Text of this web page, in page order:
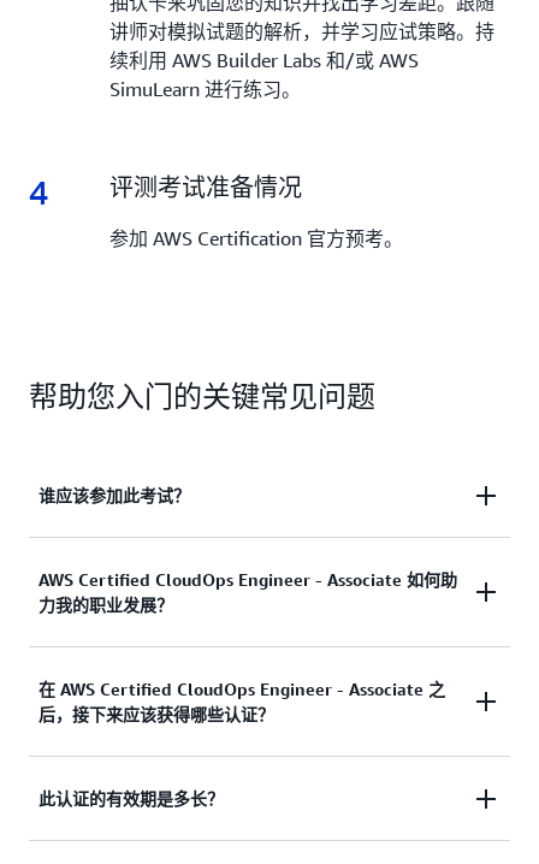
讲师对模拟试题的解析，并学习应试策略。持
续利用 AWS Builder Labs 和/或 AWS
SimuLearn 进行练习。
4 4.
评测考试准备情况
参加 AWS Certification 官方预考。
帮助您入门的关键常见问题
谁应该参加此考试？
此认证的理想考生应具备一年 AWS 部署、管理、网
络和安全方面的经验。对于从事 IT 或云运营工作的
Certified Cloud Practitioner 认证，以获得 AWS 云和
服务的基础知识，然后再参加 AWS Certified
AWS Certified CloudOps Engineer - Associate 如何助
力我的职业发展？
获得认证的个人表示，获得此项业界认可的认证后，
他们的信心增强，并且在技术 IT/云同事和客户中的
似的任务。准备并获得 AWS Certified CloudOps
Engineer - Associate 认证，还可以让您顺利获得专业
在 AWS Certified CloudOps Engineer - Associate 之
后，接下来应该获得哪些认证？
AWS Certified DevOps Engineer - Professional 和
此认证的有效期是多长？